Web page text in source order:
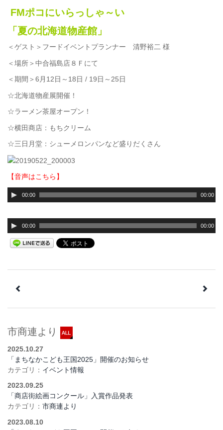
FMポコにいらっしゃ～い
「夏の北海道物産館」
＜ゲスト＞フードイベントプランナー 清野裕二 様
＜場所＞中合福島店８Ｆにて
＜期間＞6月12日～18日 / 19日～25日
☆北海道物産展開催！
☆ラーメン茶屋オープン！
☆横田商店：もちクリーム
☆三日月堂：シューメロンパンなど盛りだくさん
【音声はこちら】
00:00 00:00
00:00 00:00
市商連より
2025.10.27
「まちなかこども王国2025」開催のお知らせ
カテゴリ： イベント情報
2023.09.25
「商店街絵画コンクール」入賞作品発表
カテゴリ： 市商連より
2023.08.10